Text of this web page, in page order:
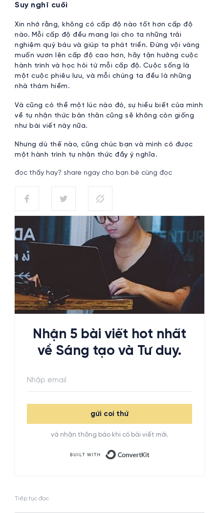
Suy nghĩ cuối
Xin nhớ rằng, không có cấp độ nào tốt hơn cấp độ
nào. Mỗi cấp độ đều mang lại cho ta những trải
nghiệm quý báu và giúp ta phát triển. Đừng vội vàng
muốn vươn lên cấp độ cao hơn, hãy tận hưởng cuộc
hành trình và học hỏi từ mỗi cấp độ. Cuộc sống là
một cuộc phiêu lưu, và mỗi chúng ta đều là những
nhà thám hiểm.
Và cũng có thể một lúc nào đó, sự hiểu biết của mình
về tự nhận thức bản thân cũng sẽ không còn giống
như bài viết này nữa.
Nhưng dù thế nào, cũng chúc bạn và mình có được
một hành trình tự nhận thức đầy ý nghĩa.
đọc thấy hay? share ngay cho bạn bè cùng đọc
Nhận 5 bài viết hot nhất
về Sáng tạo và Tư duy.
gửi coi thử
và nhận thông báo khi có bài viết mới.
Tiếp tục đọc